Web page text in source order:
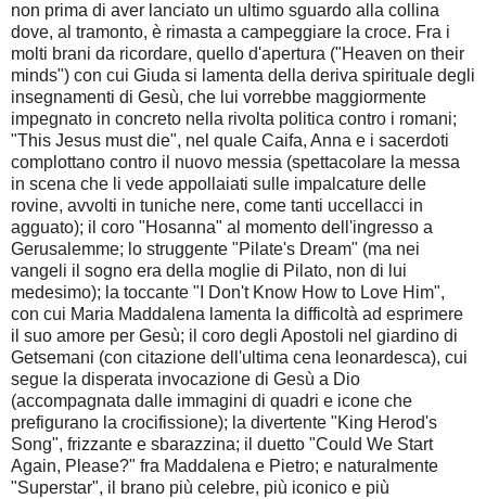
non prima di aver lanciato un ultimo sguardo alla collina
dove, al tramonto, è rimasta a campeggiare la croce. Fra i
molti brani da ricordare, quello d'apertura ("Heaven on their
minds") con cui Giuda si lamenta della deriva spirituale degli
insegnamenti di Gesù, che lui vorrebbe maggiormente
impegnato in concreto nella rivolta politica contro i romani;
"This Jesus must die", nel quale Caifa, Anna e i sacerdoti
complottano contro il nuovo messia (spettacolare la messa
in scena che li vede appollaiati sulle impalcature delle
rovine, avvolti in tuniche nere, come tanti uccellacci in
agguato); il coro "Hosanna" al momento dell'ingresso a
Gerusalemme; lo struggente "Pilate's Dream" (ma nei
vangeli il sogno era della moglie di Pilato, non di lui
medesimo); la toccante "I Don't Know How to Love Him",
con cui Maria Maddalena lamenta la difficoltà ad esprimere
il suo amore per Gesù; il coro degli Apostoli nel giardino di
Getsemani (con citazione dell'ultima cena leonardesca), cui
segue la disperata invocazione di Gesù a Dio
(accompagnata dalle immagini di quadri e icone che
prefigurano la crocifissione); la divertente "King Herod's
Song", frizzante e sbarazzina; il duetto "Could We Start
Again, Please?" fra Maddalena e Pietro; e naturalmente
"Superstar", il brano più celebre, più iconico e più